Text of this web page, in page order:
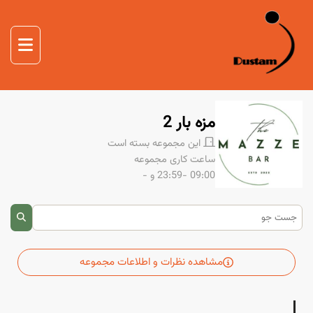
صفحه اصلی
غذا
صفحه اصلی
دوستم
درباره ما
تماس با ما
مزه بار 2
این مجموعه بسته است
ساعت کاری مجموعه
09:00 -23:59
و -
مشاهده نظرات و اطلاعات مجموعه